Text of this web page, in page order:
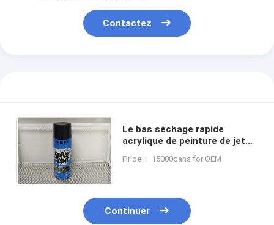
Contactez
Le bas séchage rapide
acrylique de peinture de jet
minutes pulvérisent la
Price： 15000cans for OEM
Continuer